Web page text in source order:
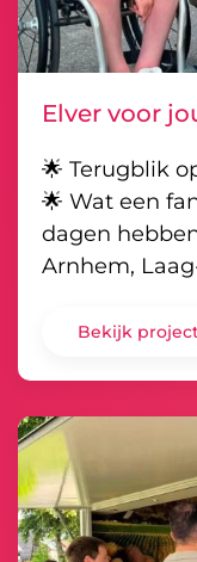
Elver voor
🌟 Terugblik
🌟 Wat een
dagen
Arnhem,
Bekijk